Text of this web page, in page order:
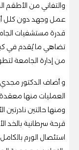
والتفاني من الأطقم
عمل وجهد دون كلل أو
قدرة مستشفيات
تضاهي ما يُقدم في
من إدارة الجامعة
و أضاف الدكتور
العمليات منها
ومنها حالتين نادرتين
قرحة سرطانية بالخد
استئصال الورم